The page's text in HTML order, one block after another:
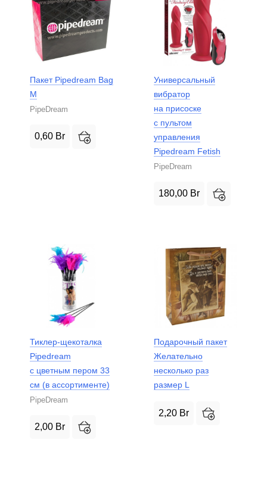
Пакет Pipedream Bag
M
PipeDream
0,60 Br
Универсальный
вибратор
на присоске
с пультом
управления
Pipedream Fetish
PipeDream
180,00 Br
Тиклер-щекоталка
Pipedream
с цветным пером 33
см (в ассортименте)
PipeDream
2,00 Br
Подарочный пакет
Желательно
несколько раз
размер L
2,20 Br